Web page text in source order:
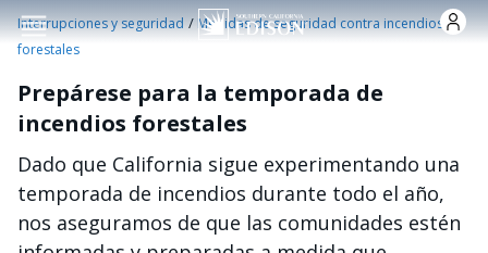
Pasar al contenido principal
Interrupciones y seguridad /Medidas de seguridad contra incendios
forestales
Prepárese para la temporada de
incendios forestales
Dado que California sigue experimentando una
temporada de incendios durante todo el año,
nos aseguramos de que las comunidades estén